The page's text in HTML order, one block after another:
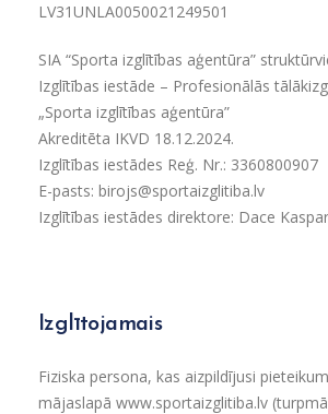
LV31UNLA0050021249501
SIA “Sporta izglītības aģentūra”
Izglītības iestāde – Profesionālās
„Sporta izglītības aģentūra”
Akreditēta IKVD 18.12.2024.
Izglītības iestādes Reģ. Nr.: 3360800907
E-pasts: birojs@sportaizglitiba.lv
Izglītības iestādes direktore: Dace
Izglītojamais
Fiziska persona, kas aizpildījusi
mājaslapā www.sportaizglitiba.lv